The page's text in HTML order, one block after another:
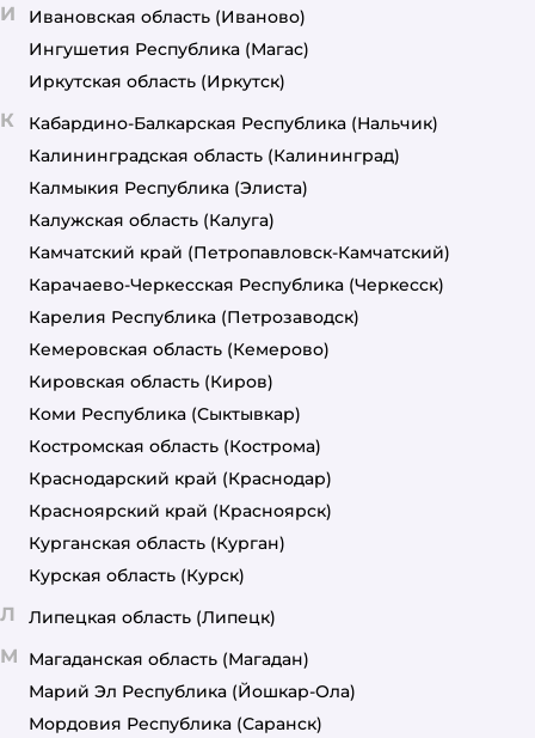
И Ивановская область (Иваново)
Ингушетия Республика (Магас)
Иркутская область (Иркутск)
К Кабардино-Балкарская Республика (Нальчик)
Калининградская область (Калининград)
Калмыкия Республика (Элиста)
Калужская область (Калуга)
Камчатский край (Петропавловск-Камчатский)
Карачаево-Черкесская Республика (Черкесск)
Карелия Республика (Петрозаводск)
Кемеровская область (Кемерово)
Кировская область (Киров)
Коми Республика (Сыктывкар)
Костромская область (Кострома)
Краснодарский край (Краснодар)
Красноярский край (Красноярск)
Курганская область (Курган)
Курская область (Курск)
Л Липецкая область (Липецк)
М Магаданская область (Магадан)
Марий Эл Республика (Йошкар-Ола)
Мордовия Республика (Саранск)